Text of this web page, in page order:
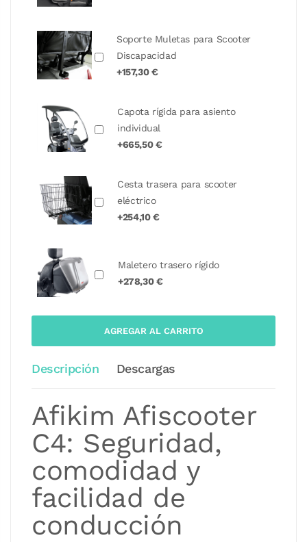
Soporte Muletas para Scooter
Discapacidad
+157,30 €
Capota rígida para asiento
individual
+665,50 €
Cesta trasera para scooter
eléctrico
+254,10 €
Maletero trasero rígido
+278,30 €
AGREGAR AL CARRITO
Descripción Descargas
Afikim Afiscooter
C4: Seguridad,
comodidad y
facilidad de
conducción